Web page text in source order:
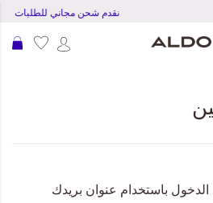
نقدم شحن مجاني للطلبات بقمية 150 ريال
باستخدام عنوان بريدك